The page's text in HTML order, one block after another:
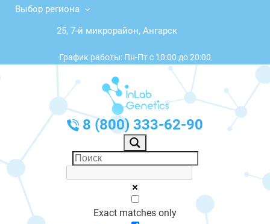
Выбор региона
25, 7-й микрорайон, Ангарск
График работы: Пн-Пт с 10:00 до 20:00
8 (800) 333-62-90
Exact matches only